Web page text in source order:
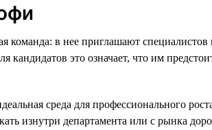
команда: в нее приглашают
кандидатов это означает, что им
среда для профессионального
изнутри департамента или с рынка